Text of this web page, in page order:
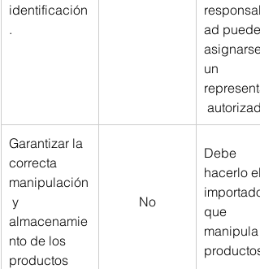
identificación
.
ad puede
asignarse
un
autorizado
Garantizar la
correcta
manipulación
y
almacenamie
nto de los
productos
No
Debe
hacerlo el
que
manipula
productos